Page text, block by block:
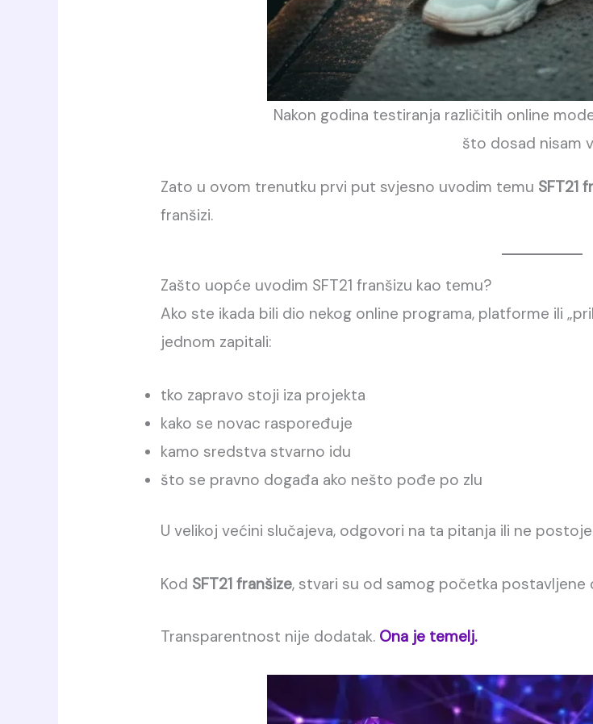
Nakon godina testiranja različitih online
što dosad nisam
Zato u ovom trenutku prvi put svjesno uvodim temu SFT21
franšizi.
Zašto uopće uvodim SFT21 franšizu kao temu?
Ako ste ikada bili dio nekog online programa, platforme ili
jednom zapitali:
tko zapravo stoji iza projekta
kako se novac raspoređuje
kamo sredstva stvarno idu
što se pravno događa ako nešto pođe po zlu
U velikoj većini slučajeva, odgovori na ta pitanja ili ne
Kod SFT21 franšize, stvari su od samog početka postavljene
Transparentnost nije dodatak. Ona je temelj.